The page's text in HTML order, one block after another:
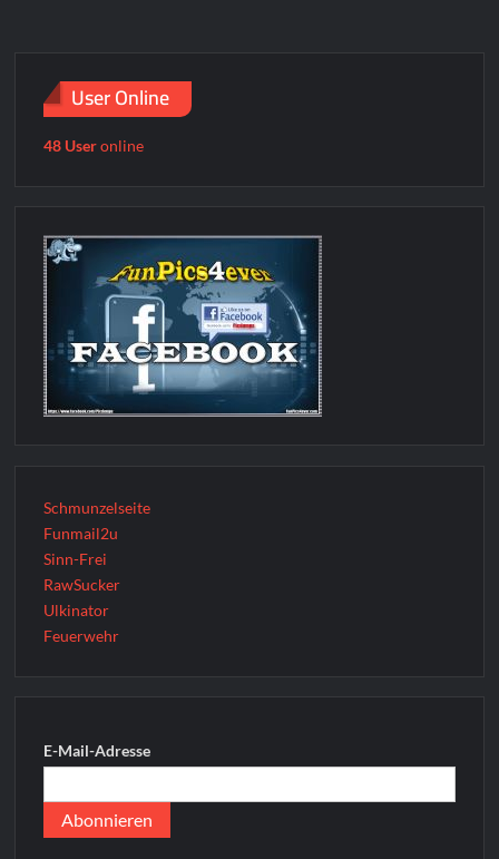
User Online
48 Useronline
Schmunzelseite
Funmail2u
Sinn-Frei
RawSucker
Ulkinator
Feuerwehr
E-Mail-Adresse